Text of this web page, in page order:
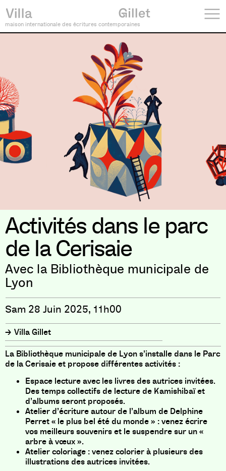
maison internationale des écritures contemporaines
Activités dans le parc
de la Cerisaie
Avec la Bibliothèque municipale de
Lyon
Sam 28 Juin 2025, 11h00
Villa Gillet
La Bibliothèque municipale de Lyon s’installe dans le Parc
de la Cerisaie et propose différentes activités :
Espace lecture avec les livres des autrices invitées.
Des temps collectifs de lecture de Kamishibaï et
d’albums seront proposés.
Atelier d’écriture autour de l’album de Delphine
Perret « le plus bel été du monde » : venez écrire
vos meilleurs souvenirs et le suspendre sur un «
arbre à vœux ».
Atelier coloriage : venez colorier à plusieurs des
illustrations des autrices invitées.